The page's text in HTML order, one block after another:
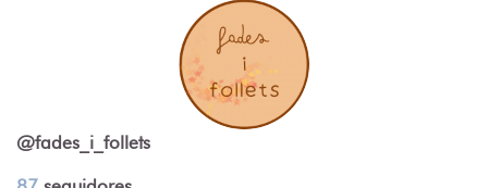
@fades_i_follets